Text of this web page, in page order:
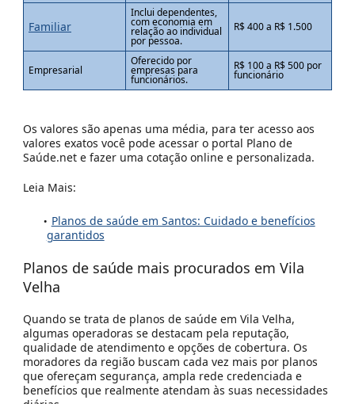
Familiar
Inclui dependentes,
com economia em
relação ao individual
por pessoa.
R$ 400 a R$ 1.500
Empresarial
Oferecido por
empresas para
funcionários.
R$ 100 a R$ 500 por
funcionário
Os valores são apenas uma média, para ter acesso aos
valores exatos você pode acessar o portal Plano de
Saúde.net e fazer uma cotação online e personalizada.
Leia Mais:
Planos de saúde em Santos: Cuidado e benefícios
garantidos
Planos de saúde mais procurados em Vila
Velha
Quando se trata de planos de saúde em Vila Velha,
algumas operadoras se destacam pela reputação,
qualidade de atendimento e opções de cobertura. Os
moradores da região buscam cada vez mais por planos
que ofereçam segurança, ampla rede credenciada e
benefícios que realmente atendam às suas necessidades